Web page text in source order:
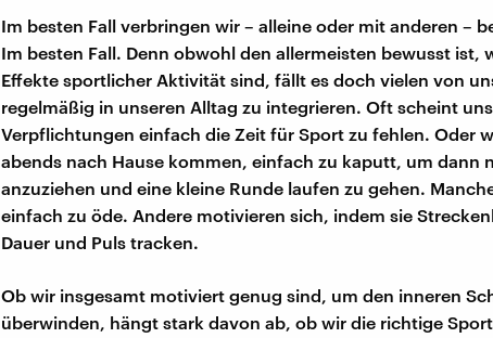
Im besten Fall verbringen wir – alleine oder mit anderen –
Im besten Fall. Denn obwohl den allermeisten bewusst ist,
Effekte sportlicher Aktivität sind, fällt es doch vielen von
regelmäßig in unseren Alltag zu integrieren. Oft scheint
Verpflichtungen einfach die Zeit für Sport zu fehlen. Oder
abends nach Hause kommen, einfach zu kaputt, um dann
anzuziehen und eine kleine Runde laufen zu gehen.
einfach zu öde. Andere motivieren sich, indem sie
Dauer und Puls tracken.
Ob wir insgesamt motiviert genug sind, um den inneren
überwinden, hängt stark davon ab, ob wir die richtige